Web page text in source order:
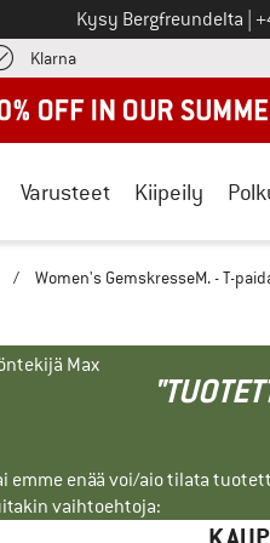
Kysy Bergfreundelta
KlarnaLöydä maksutiedot täältä!
Varusteet Kiipeily
/ Women's GemskresseM. - T-
Max
emme enää voi/aio tilata
vaihtoehtoja: